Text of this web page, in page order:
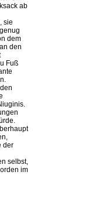
ab
sie
dem
den
Fuß
der
selbst,
im